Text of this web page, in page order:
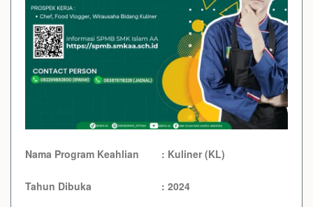
Nama Program Keahlian : Kuliner (KL)
Tahun Dibuka : 2024